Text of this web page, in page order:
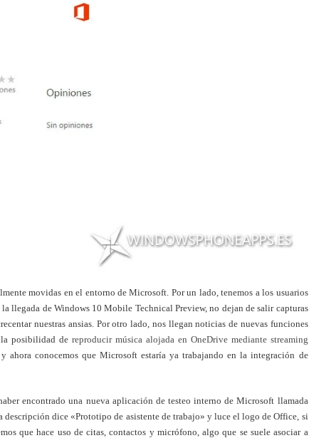
movidas en el entorno de Microsoft. Por un lado, tenemos a los usuarios
llegada de Windows 10 Mobile Technical Preview, no dejan de salir capturas
nuestras ansias. Por otro lado, nos llegan noticias de nuevas funciones
la posibilidad de reproducir música alojada en OneDrive mediante streaming
ahora conocemos que Microsoft estaría ya trabajando en la integración de
encontrado una nueva aplicación de testeo interno de Microsoft llamada
descripción dice «Prototipo de asistente de trabajo» y luce el logo de Office, si
que hace uso de citas, contactos y micrófono, algo que se suele asociar a